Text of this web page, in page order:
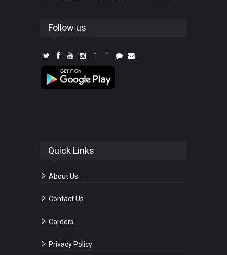
Follow us
Quick Links
About Us
Contact Us
Careers
Privacy Policy